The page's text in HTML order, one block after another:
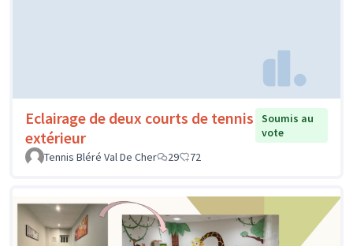
Eclairage de deux courts de tennis
extérieur
Soumis au
vote
Tennis Bléré Val De Cher
29 72